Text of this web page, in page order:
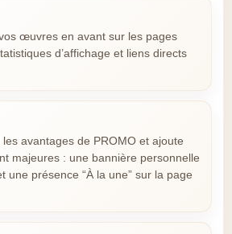
œuvres en avant sur les pages
d’affichage et liens directs
avantages de PROMO et ajoute
majeures : une bannière personnelle
une présence “À la une” sur la page